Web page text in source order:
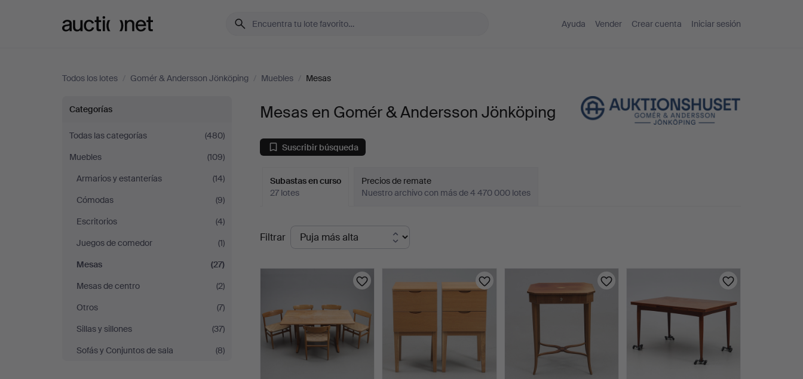
Ayuda Vender Crear cuenta Iniciar sesión
Todos los lotes / Gomér & Andersson Jönköping / Muebles / Mesas
Mesas
en
Gomér
Andersson
Jönköping
Categorías
Todas las categorías
(480)
Muebles
(109)
Armarios y estanterías
(14)
Cómodas
(9)
Escritorios
(4)
Juegos de comedor
(1)
Mesas
(27)
Mesas de centro
(2)
Otros
(7)
Sillas y sillones
(37)
Sofás y Conjuntos de sala
(8)
Mesas en Gomér & Andersson Jönköping
Suscribir búsqueda
Subastas en curso
27 lotes
Precios de remate
Nuestro archivo con más de 4 470 000 lotes
Subastas
en
curso
Filtrar